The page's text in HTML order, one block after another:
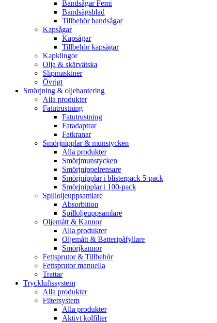
Bandsågar Femi
Bandsågsblad
Tillbehör bandsågar
Kapsågar
Kapsågar
Tillbehör kapsågar
Kapklingor
Olja & skärvätska
Slipmaskiner
Övrigt
Smörjning & oljehantering
Alla produkter
Fatutrustning
Fatutrustning
Fatadaptrar
Fatkranar
Smörjnipplar & munstycken
Alla produkter
Smörjmunstycken
Smörjnippelrensare
Smörjnipplar i blisterpack 5-pack
Smörjnipplar i 100-pack
Spilloljeuppsamlare
Absorbition
Spilloljeuppsamlare
Oljemått & Kannor
Alla produkter
Oljemått & Batteripåfyllare
Smörjkannor
Fettsprutor & Tillbehör
Fettsprutor manuella
Trattar
Tryckluftssystem
Alla produkter
Filtersystem
Alla produkter
Aktivt kolfilter